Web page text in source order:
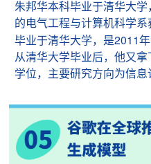
朱邦华本科毕业于清华大
的电气工程与计算机科学
毕业于清华大学，是2011
从清华大学毕业后，他又
学位，主要研究方向为信息